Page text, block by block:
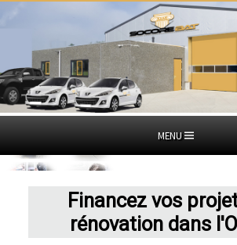
MENU
Financez vos
rénovation dans